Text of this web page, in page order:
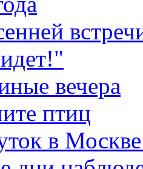
вечера
птиц
в